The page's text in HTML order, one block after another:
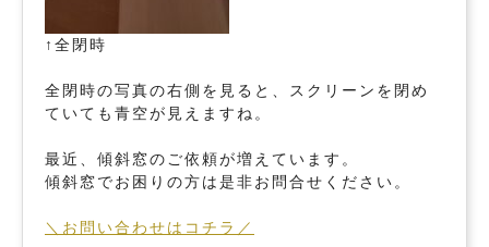
↑全閉時
全閉時の写真の右側を見ると、スクリーンを閉め
ていても青空が見えますね。
最近、傾斜窓のご依頼が増えています。
傾斜窓でお困りの方は是非お問合せください。
＼お問い合わせはコチラ／